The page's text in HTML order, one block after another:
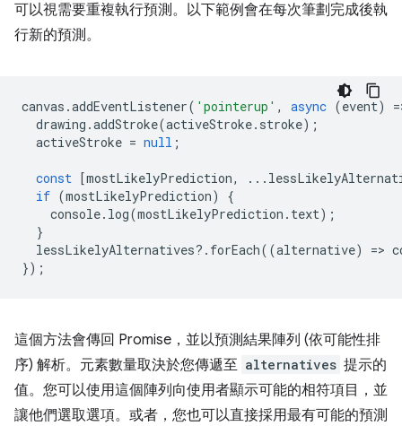
可以視需要重複執行預測。以下範例會在每次筆劃完成後執
行新的預測。
canvas .addEventListener( 'pointerup' , async (event) =
drawing .addStroke(activeStroke. stroke);
activeStroke = null ;
const [mostLikelyPrediction, ...
if (mostLikelyPrediction)
{
console. log(mostLikelyPrediction . text);
}
lessLikelyAlternatives? . forEach((alternative) =>
});
這個方法會傳回 Promise，並以預測結果陣列 (依可能性排
序) 解析。元素數量取決於您傳遞至 alternatives 提示的
值。您可以使用這個陣列向使用者顯示可能的相符項目，並
讓他們選取選項。或者，您也可以直接採用最有可能的預測